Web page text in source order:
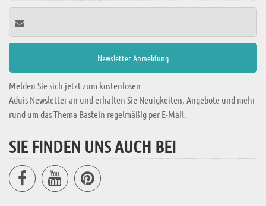
Melden Sie sich jetzt zum kostenlosen
Aduis Newsletter an und erhalten Sie Neuigkeiten, Angebote und mehr
rund um das Thema Basteln regelmäßig per E-Mail.
SIE FINDEN UNS AUCH BEI